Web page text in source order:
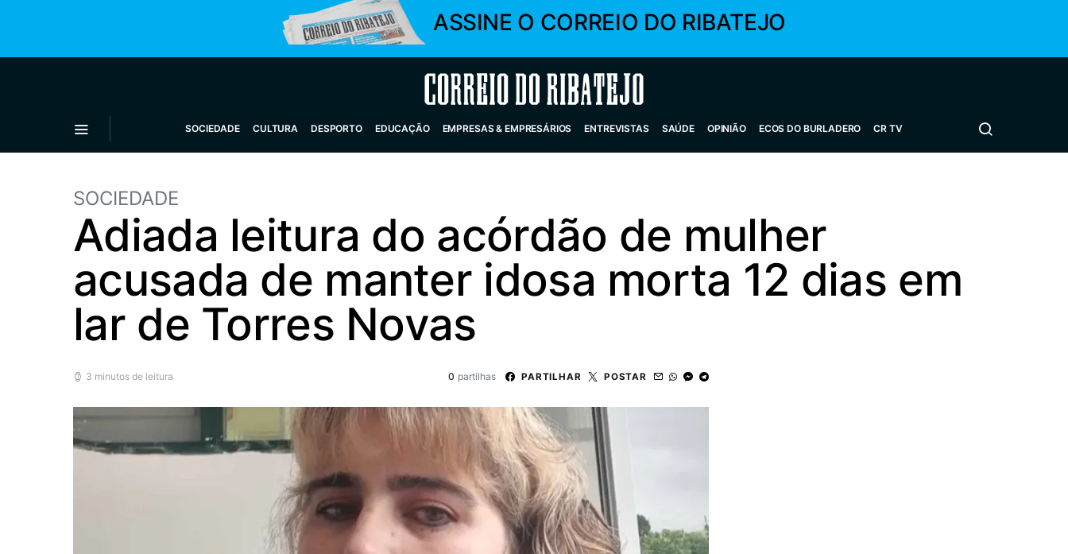
ASSINE O CORREIO DO RIBATEJO
Correio do Ribatejo
SOCIEDADE CULTURA DESPORTO EDUCAÇÃO EMPRESAS & EMPRESÁRIOS ENTREVISTAS SAÚDE OPINIÃO ECOS DO BURLADERO CR TV
SOCIEDADE
Adiada leitura do acórdão de mulher
acusada de manter idosa morta 12 dias em
lar de Torres Novas
3 minutos de leitura 0 partilhas PARTILHAR POSTAR